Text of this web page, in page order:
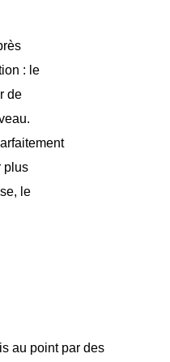
: le
de
plus
le
au point par des